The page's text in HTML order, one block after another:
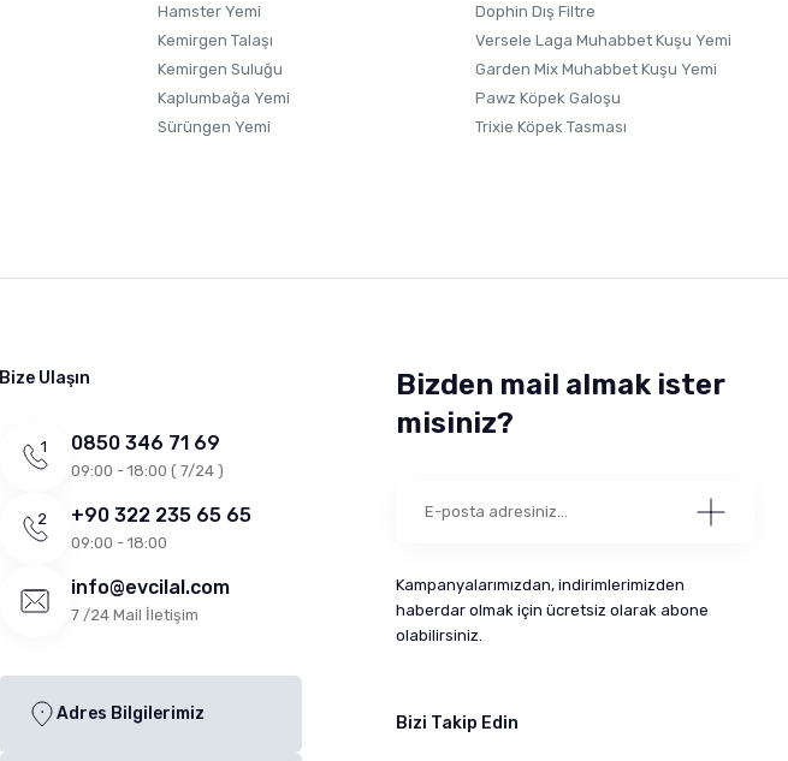
Hamster Yemi
Kemirgen Talaşı
Kemirgen Suluğu
Kaplumbağa Yemi
Sürüngen Yemi
Dophin Dış Filtre
Versele Laga Muhabbet Kuşu Yemi
Garden Mix Muhabbet Kuşu Yemi
Pawz Köpek Galoşu
Trixie Köpek Tasması
Bize Ulaşın
0850 346 71 69
09:00 - 18:00 ( 7/24 )
+90 322 235 65 65
09:00 - 18:00
info@evcilal.com
7 /24 Mail İletişim
Adres Bilgilerimiz
Bizden mail almak ister
misiniz?
Kampanyalarımızdan, indirimlerimizden
haberdar olmak için ücretsiz olarak abone
olabilirsiniz.
Bizi Takip Edin